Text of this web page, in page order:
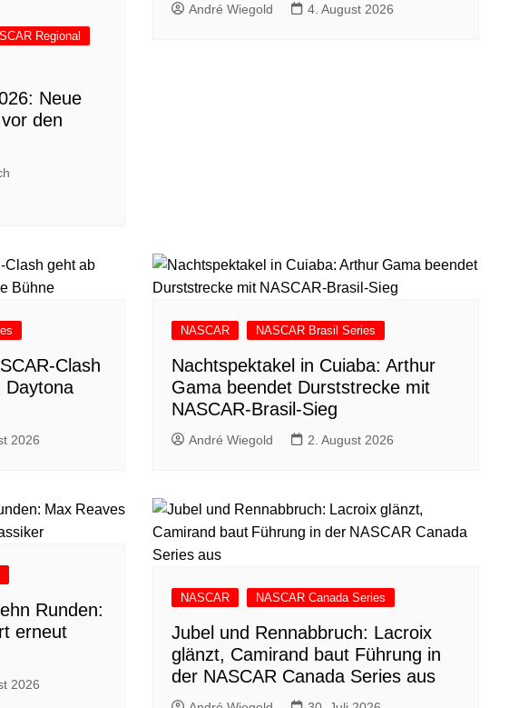
Regional
Neue
den
André Wiegold 4. August 2026
Clash
Daytona
2026
NASCAR NASCAR Brasil Series
Nachtspektakel in Cuiaba: Arthur
Gama beendet Durststrecke mit
NASCAR-Brasil-Sieg
André Wiegold 2. August 2026
Runden:
erneut
2026
NASCAR NASCAR Canada Series
Jubel und Rennabbruch: Lacroix
glänzt, Camirand baut Führung in
der NASCAR Canada Series aus